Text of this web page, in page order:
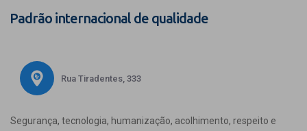
Padrão internacional de qualidade
Rua Tiradentes, 333
Segurança, tecnologia, humanização, acolhimento, respeito e